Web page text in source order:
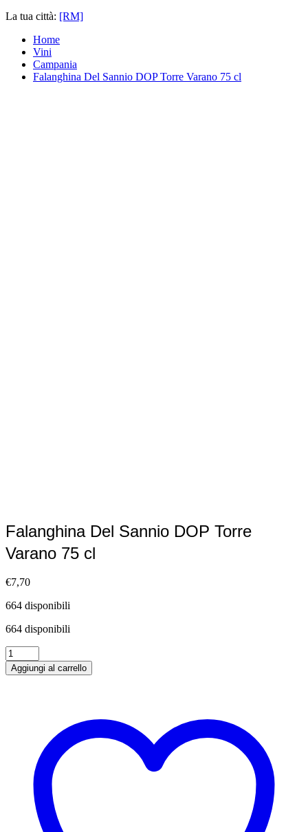
La tua città: [RM]
Home
Vini
Campania
Falanghina Del Sannio DOP Torre Varano 75 cl
Falanghina Del Sannio DOP Torre
Varano 75 cl
€7,70
664 disponibili
664 disponibili
Falanghina
Del
Sannio
Aggiungi al carrello